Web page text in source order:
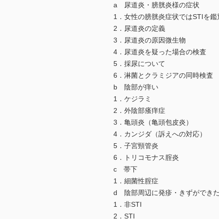
a 尿道炎・膀胱炎様の症状
1．女性の膀胱炎症状ではSTIを鑑
2．尿道炎の定義
3．尿道炎の原因微生物
4．尿道炎を疑った場合の検査
5．採尿について
6．淋菌とクラミジアの同時検査
b 陰部が痒い
1．ケジラミ
2．外陰部瘙痒症
3．亀頭炎（亀頭包皮炎）
4．カンジダ（訴えへの対応）
5．子宮頸管炎
6．トリコモナス腟炎
c 帯下
1．細菌性腟症
d 陰部周辺に発疹・きずができた
1．非STI
2．STI